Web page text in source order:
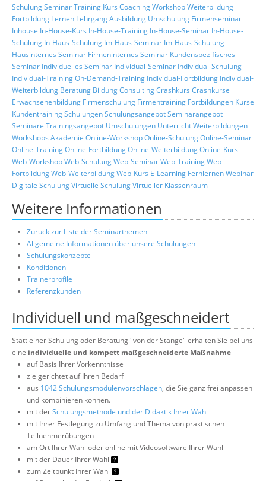
SchulungSeminarTraining Kurs CoachingWorkshopWeiterbildung
Fortbildung Lernen LehrgangAusbildung Umschulung Firmenseminar
Inhouse In-House-Kurs In-House-Training In-House-Seminar In-House-
Schulung In-Haus-Schulung Im-Haus-Seminar Im-Haus-Schulung
Hausinternes Seminar Firmeninternes Seminar Kundenspezifisches
Seminar Individuelles Seminar Individual-Seminar Individual-Schulung
Individual-TrainingOn-Demand-Training Individual-Fortbildung Individual-
Weiterbildung Beratung BildungConsultingCrashkurs Crashkurse
Erwachsenenbildung Firmenschulung Firmentraining Fortbildungen Kurse
KundentrainingSchulungenSchulungsangebotSeminarangebot
Seminare Trainingsangebot Umschulungen UnterrichtWeiterbildungen
Workshops Akademie Online-WorkshopOnline-SchulungOnline-Seminar
Online-TrainingOnline-FortbildungOnline-WeiterbildungOnline-Kurs
Web-WorkshopWeb-SchulungWeb-SeminarWeb-TrainingWeb-
FortbildungWeb-WeiterbildungWeb-Kurs E-Learning FernlernenWebinar
Digitale SchulungVirtuelle SchulungVirtueller Klassenraum
Weitere Informationen
Zurück zur Liste der Seminarthemen
Allgemeine Informationen über unsere Schulungen
Schulungskonzepte
Konditionen
Trainerprofile
Referenzkunden
Individuell und maßgeschneidert
Statt einer Schulung oder Beratung "von der Stange" erhalten Sie bei uns
eine individuelle und kompett maßgeschneiderte Maßnahme
auf Basis Ihrer Vorkenntnisse
zielgerichtet auf Ihren Bedarf
aus 1042 Schulungsmodulenvorschlägen, die Sie ganz frei anpassen
und kombinieren können.
mit derSchulungsmethode und der Didaktik Ihrer Wahl
mit Ihrer Festlegung zu Umfang und Thema von praktischen
Teilnehmerübungen
am Ort Ihrer Wahl oder online mit Videosoftware Ihrer Wahl
mit der Dauer Ihrer Wahl
zum Zeitpunkt Ihrer Wahl